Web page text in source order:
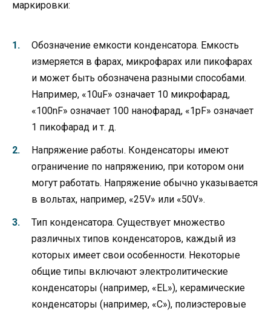
маркировки:
Обозначение емкости конденсатора. Емкость
измеряется в фарах, микрофарах или пикофарах
и может быть обозначена разными способами.
Например, «10uF» означает 10 микрофарад,
«100nF» означает 100 нанофарад, «1pF» означает
1 пикофарад и т. д.
Напряжение работы. Конденсаторы имеют
ограничение по напряжению, при котором они
могут работать. Напряжение обычно указывается
в вольтах, например, «25V» или «50V».
Тип конденсатора. Существует множество
различных типов конденсаторов, каждый из
которых имеет свои особенности. Некоторые
общие типы включают электролитические
конденсаторы (например, «EL»), керамические
конденсаторы (например, «C»), полиэстеровые